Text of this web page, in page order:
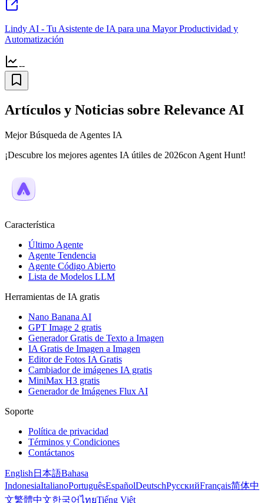
Lindy AI - Tu Asistente de IA para una Mayor Productividad y
Automatización
--
Artículos y Noticias sobre Relevance AI
Mejor Búsqueda de Agentes IA
¡Descubre los mejores agentes IA útiles de 2026con Agent Hunt!
Característica
Último Agente
Agente Tendencia
Agente Código Abierto
Lista de Modelos LLM
Herramientas de IA gratis
Nano Banana AI
GPT Image 2 gratis
Generador Gratis de Texto a Imagen
IA Gratis de Imagen a Imagen
Editor de Fotos IA Gratis
Cambiador de imágenes IA gratis
MiniMax H3 gratis
Generador de Imágenes Flux AI
Soporte
Política de privacidad
Términos y Condiciones
Contáctanos
English 日本語Bahasa
IndonesiaItalianoPortuguêsEspañolDeutschРусскийFrançais简体中
文繁體中文한국어ไทยTiếng Việt